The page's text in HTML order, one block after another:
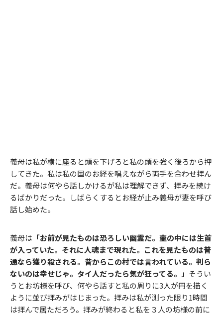
義母は私が横に座ると頭を下げろと私の頭を強く後ろから押
してきた。私は私の国のお経を唱えながら両手を合わせ拝ん
だ。義母は何やら話しかけるが私は理解できず、拝みを続け
るばかりだった。しばらくするとお経が止み義母が妻を呼び
話し始めた。
義母は 「お前が見たものは恐ろしい幽霊だ。壷の中には生首
が入っていた。それに人魂まで現れた。これを見たものは普
通なら獲り殺される。昔からこの村では言われている。判ら
ないのは幸せじゃ。タイ人だったら気が狂ってる。」 そうい
うとお坊様を呼び、何やら話すと私の周りに3人が円を描く
ように並び拝みがはじまった。拝みは私が測った限り1時間
は拝んで居ただろう。拝みが終わると私を３人の坊様の前に